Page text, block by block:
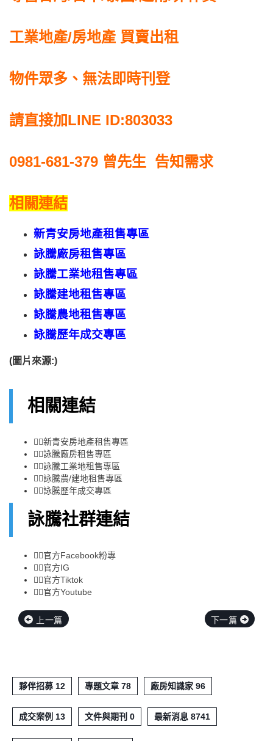
工業地產/房地產 買賣出租
物件眾多、無法即時刊登
請直接加LINE ID:803033
0981-681-379 曾先生 告知需求
相關連結
新青安房地產租售專區
詠騰廠房租售專區
詠騰工業地租售專區
詠騰建地租售專區
詠騰農地租售專區
詠騰歷年成交專區
(圖片來源:)
相關連結
👉🏻新青安房地產租售專區
👉🏻詠騰廠房租售專區
👉🏻詠騰工業地租售專區
👉🏻詠騰農/建地租售專區
👉🏻詠騰歷年成交專區
詠騰社群連結
👉🏻官方Facebook粉專
👉🏻官方IG
👉🏻官方Tiktok
👉🏻官方Youtube
上一篇 下一篇
夥伴招募 12 專題文章 78 廠房知識家 96
成交案例 13 文件與期刊 0 最新消息 8741